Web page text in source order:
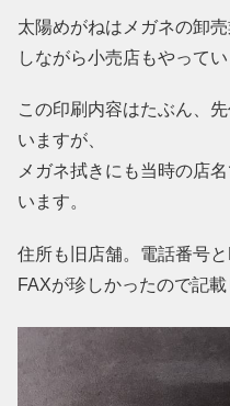
太陽めがねはメガネの卸
しながら小売店もやってい
この印刷内容はたぶん、
いますが、
メガネ拭きにも当時の店
います。
住所も旧店舗。電話番号
FAXが珍しかったので記